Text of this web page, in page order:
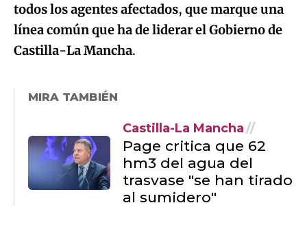
todos los agentes afectados, que marque una
línea común que ha de liderar el Gobierno de
Castilla-La Mancha.
MIRA TAMBIÉN
Castilla-La Mancha
Page critica que 62
hm3 del agua del
trasvase "se han tirado
al sumidero"